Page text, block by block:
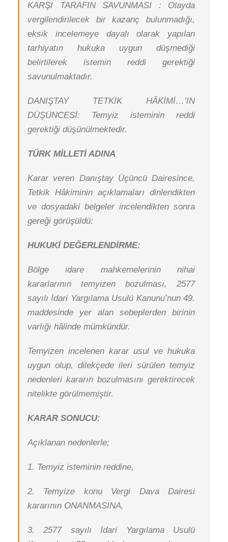
KARŞI TARAFIN SAVUNMASI : Olayda
vergilendirilecek bir kazanç bulunmadığı,
eksik incelemeye dayalı olarak yapılan
tarhiyatın hukuka uygun düşmediği
belirtilerek istemin reddi gerektiği
savunulmaktadır.
DANIŞTAY TETKİK HÂKİMİ…’IN
DÜŞÜNCESİ: Temyiz isteminin reddi
gerektiği düşünülmektedir.
TÜRK MİLLETİ ADINA
Karar veren Danıştay Üçüncü Dairesince,
Tetkik Hâkiminin açıklamaları dinlendikten
ve dosyadaki belgeler incelendikten sonra
gereği görüşüldü:
HUKUKİ DEĞERLENDİRME:
Bölge idare mahkemelerinin nihai
kararlarının temyizen bozulması, 2577
sayılı İdari Yargılama Usulü Kanunu’nun 49.
maddesinde yer alan sebeplerden birinin
varlığı hâlinde mümkündür.
Temyizen incelenen karar usul ve hukuka
uygun olup, dilekçede ileri sürülen temyiz
nedenleri kararın bozulmasını gerektirecek
nitelikte görülmemiştir.
KARAR SONUCU:
Açıklanan nedenlerle;
1. Temyiz isteminin reddine,
2. Temyize konu Vergi Dava Dairesi
kararının ONANMASINA,
3. 2577 sayılı İdari Yargılama Usulü